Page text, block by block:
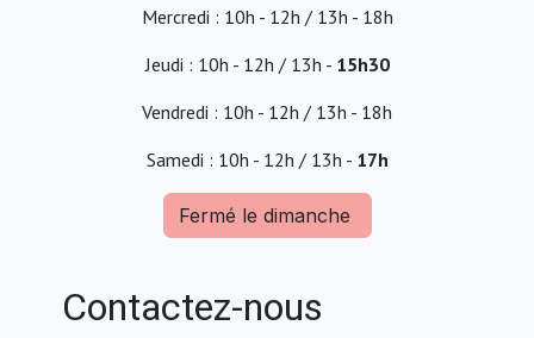
Mercredi : 10h - 12h / 13h - 18h
Jeudi : 10h - 12h / 13h - 15h30
Vendredi : 10h - 12h / 13h - 18h
Samedi : 10h - 12h / 13h - 17h
Fermé le dimanche
Contactez-nous